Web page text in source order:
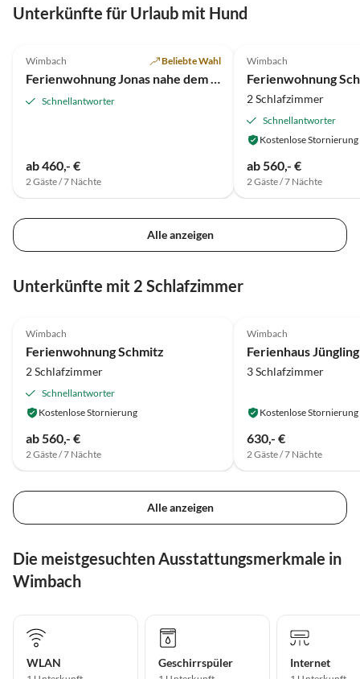
Unterkünfte für Urlaub mit Hund
Wimbach Beliebte Wahl
Schnellantworter
ab 460,- €
2 Gäste / 7 Nächte
Wimbach
Ferienwohnung
2 Schlafzimmer
Schnellantworter
Kostenlose Stornierung
ab 560,- €
2 Gäste / 7 Nächte
Alle anzeigen
Unterkünfte mit 2 Schlafzimmer
Wimbach
Ferienwohnung Schmitz
2 Schlafzimmer
Schnellantworter
Kostenlose Stornierung
ab 560,- €
2 Gäste / 7 Nächte
Wimbach
Ferienhaus Jüngling
3 Schlafzimmer
Kostenlose Stornierung
630,- €
2 Gäste / 7 Nächte
Alle anzeigen
Die meistgesuchten Ausstattungsmerkmale in
Wimbach
WLAN Geschirrspüler Internet